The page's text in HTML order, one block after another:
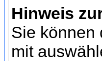
Hinweis
Sie können
mit